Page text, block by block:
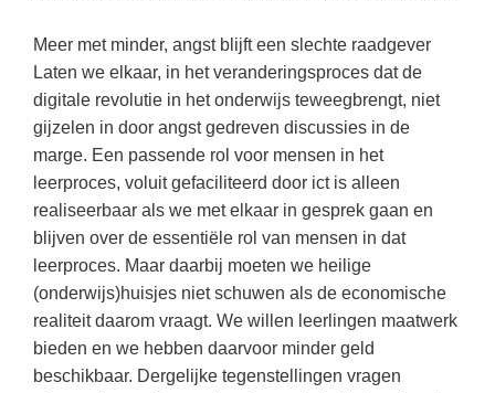
Meer met minder, angst blijft een slechte raadgever
Laten we elkaar, in het veranderingsproces dat de
digitale revolutie in het onderwijs teweegbrengt, niet
gijzelen in door angst gedreven discussies in de
marge. Een passende rol voor mensen in het
leerproces, voluit gefaciliteerd door ict is alleen
realiseerbaar als we met elkaar in gesprek gaan en
blijven over de essentiële rol van mensen in dat
leerproces. Maar daarbij moeten we heilige
(onderwijs)huisjes niet schuwen als de economische
realiteit daarom vraagt. We willen leerlingen maatwerk
bieden en we hebben daarvoor minder geld
beschikbaar. Dergelijke tegenstellingen vragen